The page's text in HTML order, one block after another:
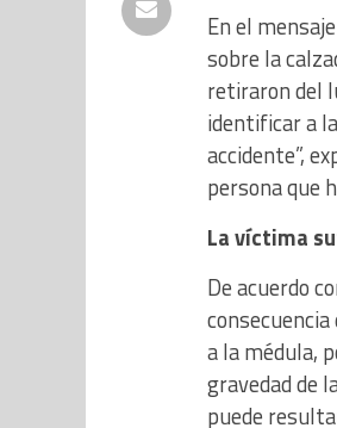
En el
sobre la
retiraron del
identificar a
accidente”,
persona que
La víctima
De acuerdo
a la médula,
gravedad de
puede